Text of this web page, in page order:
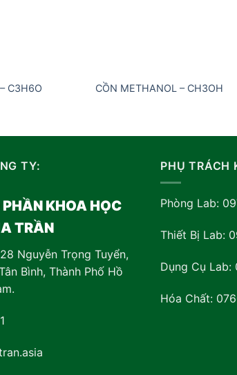
C3H6O CỒN METHANOL – CH3OH
TY:
KHOA HỌC
TRẦN
Nguyễn Trọng Tuyển,
Bình, Thành Phố Hồ
.
PHỤ TRÁCH
Phòng Lab:
Thiết Bị Lab:
Dụng Cụ
Hóa Chất: